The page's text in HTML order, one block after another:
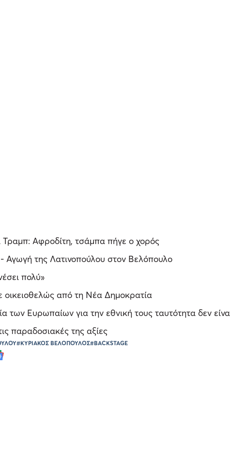
Τραμπ: Αφροδίτη, τσάμπα πήγε ο χορός
- Αγωγή της Λατινοπούλου στον Βελόπουλο
πολύ»
από τη Νέα Δημοκρατία
Ευρωπαίων για την εθνική τους ταυτότητα δεν
παραδοσιακές της αξίες
#ΚΥΡΙΑΚΟΣ ΒΕΛΟΠΟΥΛΟΣ#BACKSTAGE